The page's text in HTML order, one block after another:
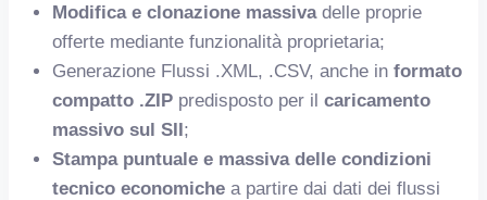
Modifica e clonazione massivadelle proprie
offerte mediante funzionalità proprietaria;
Generazione Flussi .XML, .CSV, anche in formato
compatto .ZIP predisposto per il caricamento
massivo sul SII;
Stampa puntuale e massiva delle condizioni
tecnico economiche a partire dai dati dei flussi